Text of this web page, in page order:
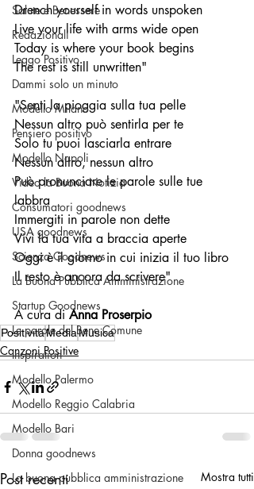
Salute e Benessere
Redazionali
Leggo Positivo
Dammi solo un minuto
Modello Milano
Pensiero positivo
Modello Napoli
Video la Buona Notizia
Consumatori goodnews
USA goodnews
Scienza Goodnews
La Buona Pubblica Amministrazione
Startup Goodnews
Le parole del Bene Comune
Inspiration
Modello Palermo
Modello Reggio Calabria
Modello Bari
Donna goodnews
La buona pubblica amministrazione
Drench yourself in words unspoken
Live your life with arms wide open
Today is where your book begins
The rest is still unwritten"
"Senti la pioggia sulla tua pelle
Nessun altro può sentirla per te
Solo tu puoi lasciarla entrare
Nessun altro, nessun altro
Può pronunciare le parole sulle tue
labbra
Immergiti in parole non dette
Vivi la tua vita a braccia aperte
Oggi è il giorno in cui inizia il tuo libro
Il resto è ancora da scrivere"
A cura di Anna Proserpio
PositivitàMediaMusica
Canzoni Positive
Post recenti Mostra tutti